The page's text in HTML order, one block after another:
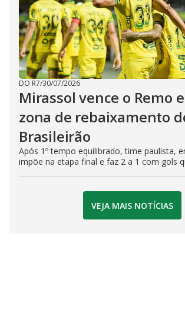
DO R7/30/07/2026
Mirassol vence o Remo
zona de rebaixamento
Brasileirão
Após 1º tempo equilibrado, time paulista,
impõe na etapa final e faz 2 a 1 com gols
VEJA MAIS NOTÍCIAS